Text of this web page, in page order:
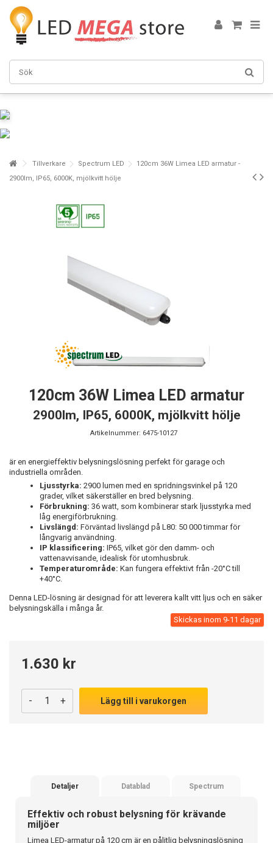
Tillverkare Spectrum LED
120cm 36W Limea LED armatur -
2900lm, IP65, 6000K, mjölkvitt hölje
120cm 36W Limea LED armatur
2900lm, IP65, 6000K, mjölkvitt hölje
Artikelnummer: 6475-10127
är en energieffektiv belysningslösning perfekt för garage och
industriella områden.
Ljusstyrka: 2900 lumen med en spridningsvinkel på 120
grader, vilket säkerställer en bred belysning.
Förbrukning: 36 watt, som kombinerar stark ljusstyrka med
låg energiförbrukning.
Livslängd: Förväntad livslängd på L80: 50 000 timmar för
långvarig användning.
IP klassificering: IP65, vilket gör den damm- och
vattenavvisande, idealisk för utomhusbruk.
Temperaturområde: Kan fungera effektivt från -20°C till
+40°C.
Denna LED-lösning är designad för att leverera kallt vitt ljus och en säker
belysningskälla i många år.
Skickas inom 9-11 dagar
1.630 kr
- + Lägg till i varukorgen
Detaljer Datablad Spectrum
Effektiv och robust belysning för krävande
miljöer
Limea LED-armatur på 120 cm är en pålitlig belysningslösning